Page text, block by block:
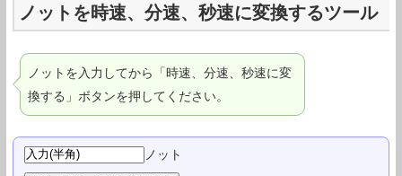
ノットを時速、分速、秒速に変換するツール
ノットを入力してから「時速、分速、秒速に変
換する」ボタンを押してください。
ノット